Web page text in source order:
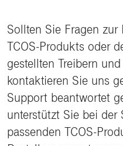
Sollten Sie Fragen
TCOS-Produkts oder
gestellten Treibern
kontaktieren Sie uns
Support beantwortet
unterstützt Sie bei der
passenden TCOS-